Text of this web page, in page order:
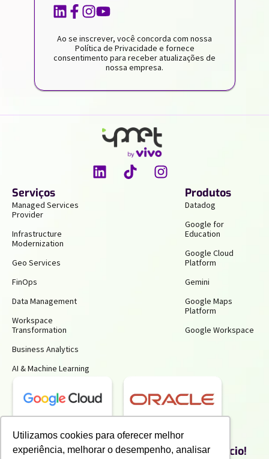
Utilizamos cookies para oferecer melhor
experiência, melhorar o desempenho, analisar
Ao se inscrever, você concorda com nossa
Política de Privacidade e fornece
consentimento para receber atualizações de
nossa empresa.
Serviços
Managed Services
Provider
Infrastructure
Modernization
Geo Services
FinOps
Data Management
Workspace
Transformation
Business Analytics
AI & Machine Learning
Produtos
Datadog
Google for
Education
Google Cloud
Platform
Gemini
Google Maps
Platform
Google Workspace
Receba insights gratuitos e gere mais
produtividade e economia para o seu negócio!